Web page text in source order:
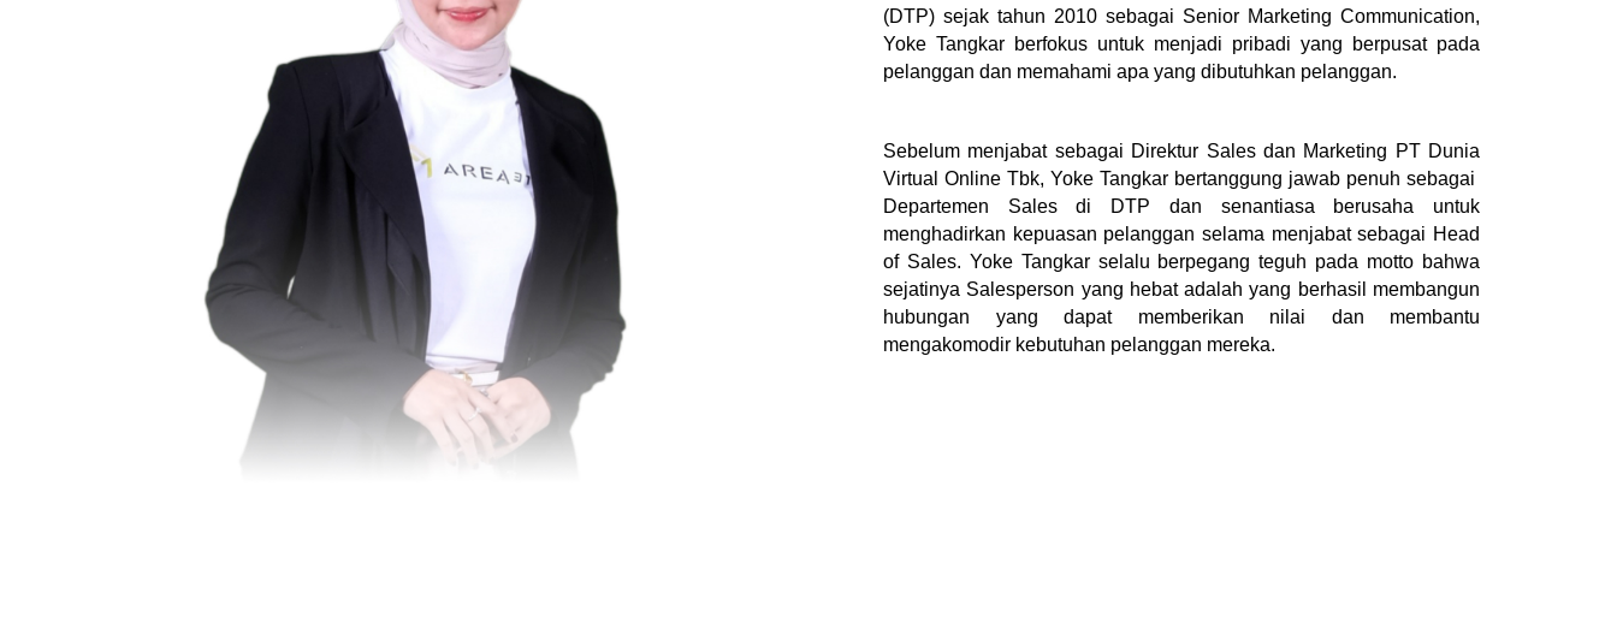
(DTP) sejak tahun 2010 sebagai Senior Marketing Communication,
Yoke Tangkar berfokus untuk menjadi pribadi yang berpusat pada
pelanggan dan memahami apa yang dibutuhkan pelanggan.
Sebelum menjabat sebagai Direktur Sales dan Marketing PT Dunia
Virtual Online Tbk, Yoke Tangkar bertanggung jawab penuh sebagai
Departemen Sales di DTP dan senantiasa berusaha untuk
menghadirkan kepuasan pelanggan selama menjabat sebagai Head
of Sales. Yoke Tangkar selalu berpegang teguh pada motto bahwa
sejatinya Salesperson yang hebat adalah yang berhasil membangun
hubungan yang dapat memberikan nilai dan membantu
mengakomodir kebutuhan pelanggan mereka.